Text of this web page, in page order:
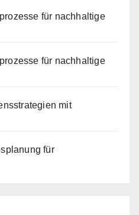
für nachhaltige
für nachhaltige
mit
für